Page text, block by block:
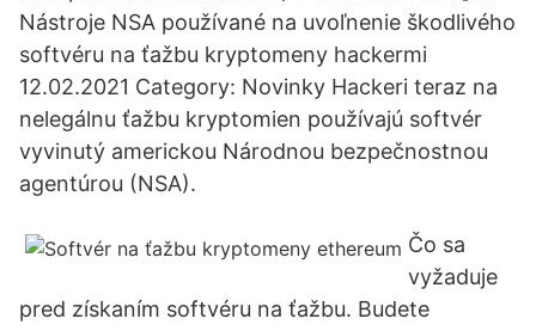
Nástroje NSA používané na uvoľnenie škodlivého
softvéru na ťažbu kryptomeny hackermi
12.02.2021 Category: Novinky Hackeri teraz na
nelegálnu ťažbu kryptomien používajú softvér
vyvinutý americkou Národnou bezpečnostnou
agentúrou (NSA).
Čo sa
vyžaduje
pred získaním softvéru na ťažbu. Budete